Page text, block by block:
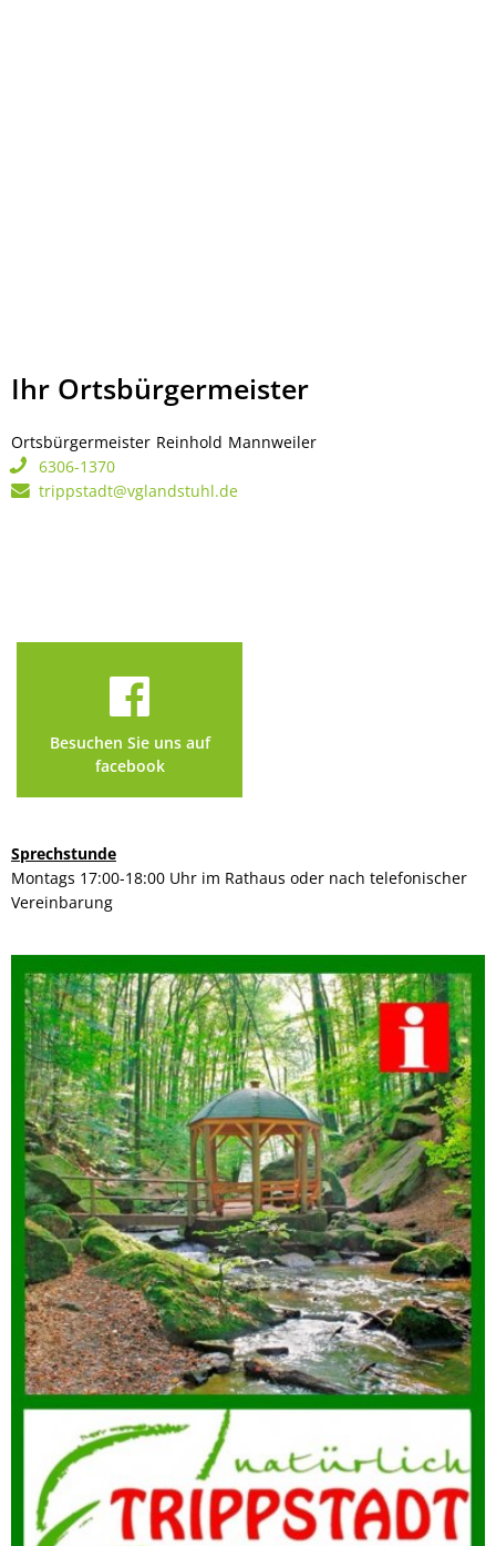
Ihr Ortsbürgermeister
Ortsbürgermeister Reinhold Mannweiler
6306-1370
trippstadt@vglandstuhl.de
Besuchen Sie uns auf
facebook
Sprechstunde
Montags 17:00-18:00 Uhr im Rathaus oder nach telefonischer
Vereinbarung